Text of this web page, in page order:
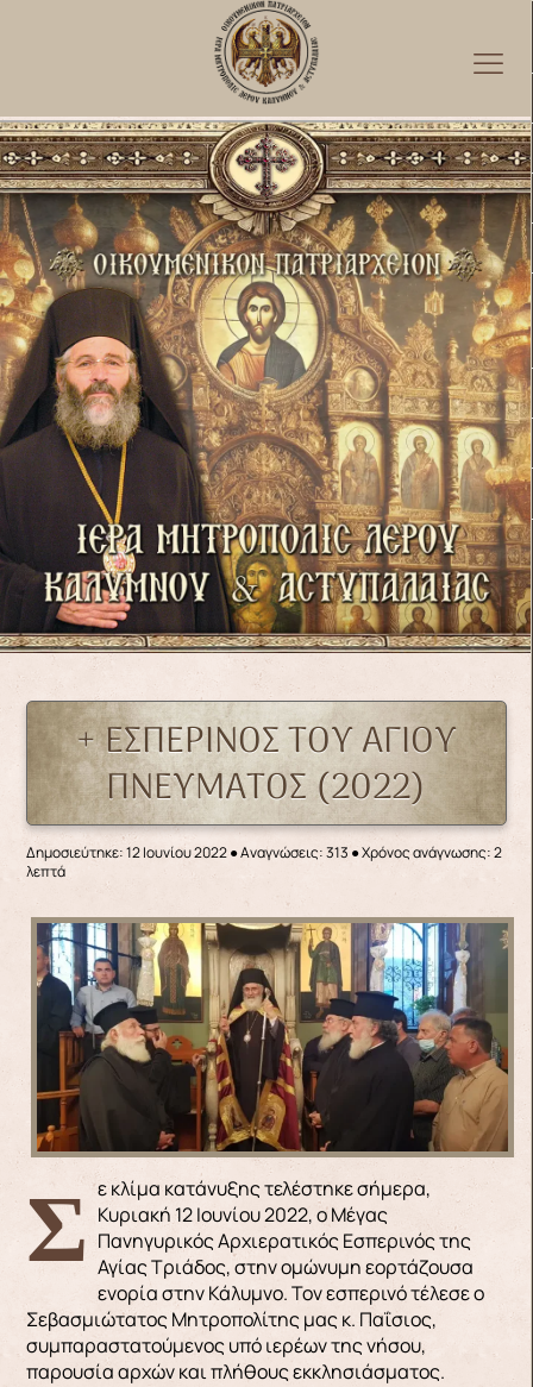
+ ΕΣΠΕΡΙΝΟΣ ΤΟΥ ΑΓΙΟΥ
ΠΝΕΥΜΑΤΟΣ (2022)
Δημοσιεύτηκε: 12 Ιουνίου 2022●Αναγνώσεις: 313 ● Χρόνος ανάγνωσης: 2
λεπτά
Σε κλίμα κατάνυξης τελέστηκε σήμερα, Κυριακή 12 Ιουνίου 2022, ο Μέγας
Πανηγυρικός Αρχιερατικός Εσπερινός της
Αγίας Τριάδος, στην ομώνυμη εορτάζουσα
ενορία στην Κάλυμνο. Τον εσπερινό τέλεσε ο
Σεβασμιώτατος Μητροπολίτης μας κ. Παΐσιος,
συμπαραστατούμενος υπό ιερέων της νήσου,
παρουσία αρχών και πλήθους εκκλησιάσματος.